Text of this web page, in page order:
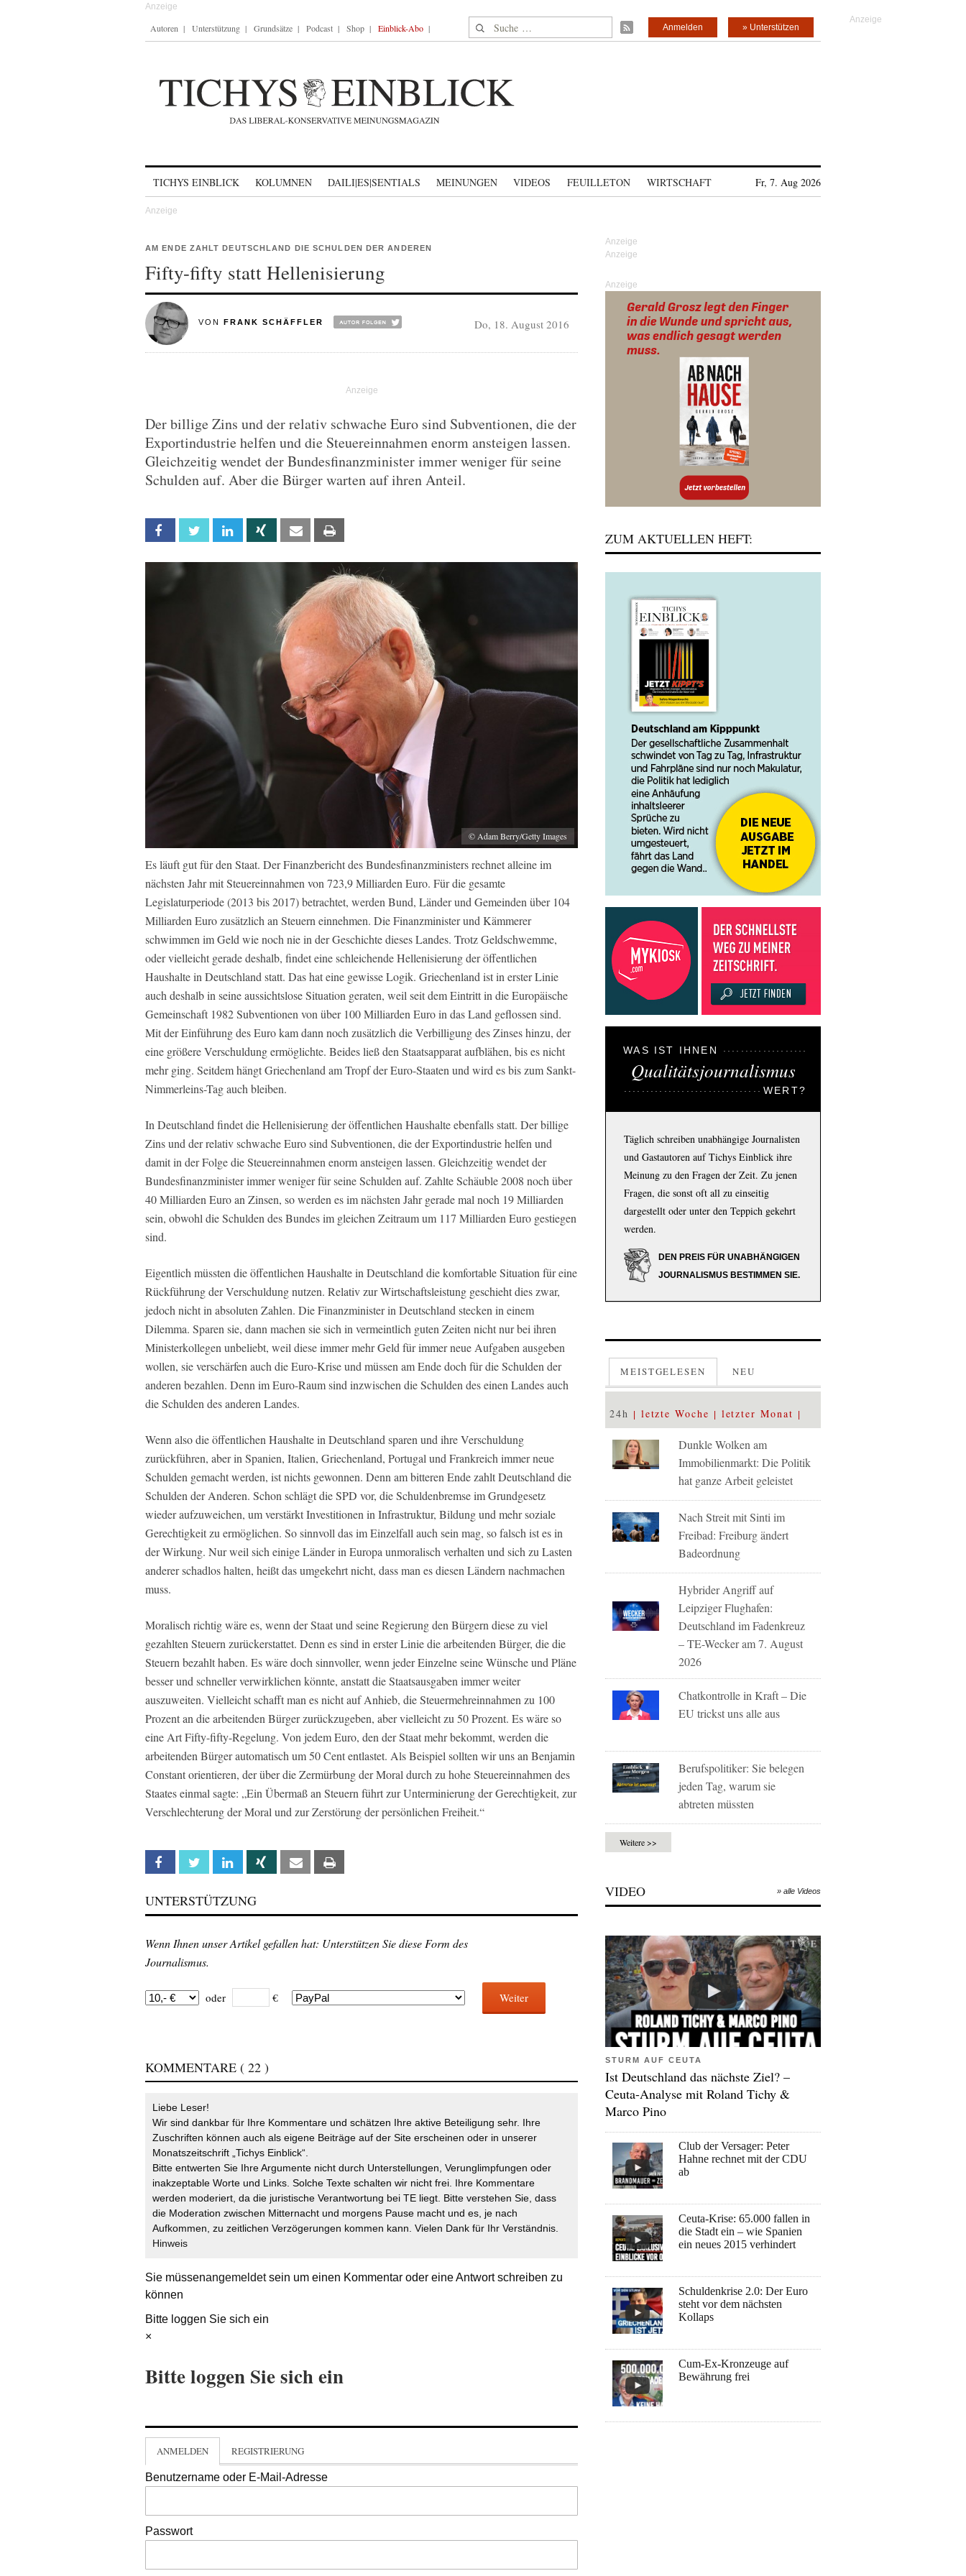
Autoren Unterstützung Grundsätze Podcast Shop Einblick-Abo Suche nach: » Unterstützen
Anmelden
TICHYS EINBLICK KOLUMNEN DAILI|ES|SENTIALS MEINUNGEN VIDEOS FEUILLETON WIRTSCHAFT Fr, 7. Aug 2026
AM ENDE ZAHLT DEUTSCHLAND DIE SCHULDEN DER ANDEREN
Fifty-fifty statt Hellenisierung
VON FRANK SCHÄFFLER Do, 18. August 2016
Der billige Zins und der relativ schwache Euro sind Subventionen, die der
Exportindustrie helfen und die Steuereinnahmen enorm ansteigen lassen.
Gleichzeitig wendet der Bundesfinanzminister immer weniger für seine
Schulden auf. Aber die Bürger warten auf ihren Anteil.
Facebook Twitter Linkedin Xing Email
© Adam Berry/Getty Images
Es läuft gut für den Staat. Der Finanzbericht des Bundesfinanzministers rechnet alleine im
nächsten Jahr mit Steuereinnahmen von 723,9 Milliarden Euro. Für die gesamte
Legislaturperiode (2013 bis 2017) betrachtet, werden Bund, Länder und Gemeinden über 104
Milliarden Euro zusätzlich an Steuern einnehmen. Die Finanzminister und Kämmerer
schwimmen im Geld wie noch nie in der Geschichte dieses Landes. Trotz Geldschwemme,
oder vielleicht gerade deshalb, findet eine schleichende Hellenisierung der öffentlichen
Haushalte in Deutschland statt. Das hat eine gewisse Logik. Griechenland ist in erster Linie
auch deshalb in seine aussichtslose Situation geraten, weil seit dem Eintritt in die Europäische
Gemeinschaft 1982 Subventionen von über 100 Milliarden Euro in das Land geflossen sind.
Mit der Einführung des Euro kam dann noch zusätzlich die Verbilligung des Zinses hinzu, der
eine größere Verschuldung ermöglichte. Beides ließ den Staatsapparat aufblähen, bis es nicht
mehr ging. Seitdem hängt Griechenland am Tropf der Euro-Staaten und wird es bis zum Sankt-
Nimmerleins-Tag auch bleiben.
In Deutschland findet die Hellenisierung der öffentlichen Haushalte ebenfalls statt. Der billige
Zins und der relativ schwache Euro sind Subventionen, die der Exportindustrie helfen und
damit in der Folge die Steuereinnahmen enorm ansteigen lassen. Gleichzeitig wendet der
Bundesfinanzminister immer weniger für seine Schulden auf. Zahlte Schäuble 2008 noch über
40 Milliarden Euro an Zinsen, so werden es im nächsten Jahr gerade mal noch 19 Milliarden
sein, obwohl die Schulden des Bundes im gleichen Zeitraum um 117 Milliarden Euro gestiegen
sind.
Eigentlich müssten die öffentlichen Haushalte in Deutschland die komfortable Situation für eine
Rückführung der Verschuldung nutzen. Relativ zur Wirtschaftsleistung geschieht dies zwar,
jedoch nicht in absoluten Zahlen. Die Finanzminister in Deutschland stecken in einem
Dilemma. Sparen sie, dann machen sie sich in vermeintlich guten Zeiten nicht nur bei ihren
Ministerkollegen unbeliebt, weil diese immer mehr Geld für immer neue Aufgaben ausgeben
wollen, sie verschärfen auch die Euro-Krise und müssen am Ende doch für die Schulden der
anderen bezahlen. Denn im Euro-Raum sind inzwischen die Schulden des einen Landes auch
die Schulden des anderen Landes.
Wenn also die öffentlichen Haushalte in Deutschland sparen und ihre Verschuldung
zurückführen, aber in Spanien, Italien, Griechenland, Portugal und Frankreich immer neue
Schulden gemacht werden, ist nichts gewonnen. Denn am bitteren Ende zahlt Deutschland die
Schulden der Anderen. Schon schlägt die SPD vor, die Schuldenbremse im Grundgesetz
wieder aufzuweichen, um verstärkt Investitionen in Infrastruktur, Bildung und mehr soziale
Gerechtigkeit zu ermöglichen. So sinnvoll das im Einzelfall auch sein mag, so falsch ist es in
der Wirkung. Nur weil sich einige Länder in Europa unmoralisch verhalten und sich zu Lasten
anderer schadlos halten, heißt das umgekehrt nicht, dass man es diesen Ländern nachmachen
muss.
Moralisch richtig wäre es, wenn der Staat und seine Regierung den Bürgern diese zu viel
gezahlten Steuern zurückerstattet. Denn es sind in erster Linie die arbeitenden Bürger, die die
Steuern bezahlt haben. Es wäre doch sinnvoller, wenn jeder Einzelne seine Wünsche und Pläne
besser und schneller verwirklichen könnte, anstatt die Staatsausgaben immer weiter
auszuweiten. Vielleicht schafft man es nicht auf Anhieb, die Steuermehreinnahmen zu 100
Prozent an die arbeitenden Bürger zurückzugeben, aber vielleicht zu 50 Prozent. Es wäre so
eine Art Fifty-fifty-Regelung. Von jedem Euro, den der Staat mehr bekommt, werden die
arbeitenden Bürger automatisch um 50 Cent entlastet. Als Beispiel sollten wir uns an Benjamin
Constant orientieren, der über die Zermürbung der Moral durch zu hohe Steuereinnahmen des
Staates einmal sagte: „Ein Übermaß an Steuern führt zur Unterminierung der Gerechtigkeit, zur
Verschlechterung der Moral und zur Zerstörung der persönlichen Freiheit.“
Facebook Twitter Linkedin Xing Email
UNTERSTÜTZUNG
Wenn Ihnen unser Artikel gefallen hat: Unterstützen Sie diese Form des
Journalismus.
oder € Weiter
KOMMENTARE ( 22 )
Liebe Leser!
Wir sind dankbar für Ihre Kommentare und schätzen Ihre aktive Beteiligung sehr. Ihre
Zuschriften können auch als eigene Beiträge auf der Site erscheinen oder in unserer
Monatszeitschrift „Tichys Einblick“.
Bitte entwerten Sie Ihre Argumente nicht durch Unterstellungen, Verunglimpfungen oder
inakzeptable Worte und Links. Solche Texte schalten wir nicht frei. Ihre Kommentare
werden moderiert, da die juristische Verantwortung bei TE liegt. Bitte verstehen Sie, dass
die Moderation zwischen Mitternacht und morgens Pause macht und es, je nach
Aufkommen, zu zeitlichen Verzögerungen kommen kann. Vielen Dank für Ihr Verständnis.
Hinweis
Sie müssenangemeldetsein um einen Kommentar oder eine Antwort schreiben zu
können
Bitte loggen Sie sich ein
×
Bitte loggen Sie sich ein
ANMELDEN REGISTRIERUNG
Benutzername oder E-Mail-Adresse
Passwort
Anzeige
ZUM AKTUELLEN HEFT:
WAS IST IHNEN
Qualitätsjournalismus
WERT?
Täglich schreiben unabhängige Journalisten
und Gastautoren auf Tichys Einblick ihre
Meinung zu den Fragen der Zeit. Zu jenen
Fragen, die sonst oft all zu einseitig
dargestellt oder unter den Teppich gekehrt
werden.
DEN PREIS FÜR UNABHÄNGIGEN
JOURNALISMUS BESTIMMEN SIE.
MEISTGELESEN NEU
24h letzte Woche letzter Monat
Dunkle Wolken am
Immobilienmarkt: Die Politik
hat ganze Arbeit geleistet
Nach Streit mit Sinti im
Freibad: Freiburg ändert
Badeordnung
Hybrider Angriff auf
Leipziger Flughafen:
Deutschland im Fadenkreuz
– TE-Wecker am 7. August
2026
Chatkontrolle in Kraft – Die
EU trickst uns alle aus
Berufspolitiker: Sie belegen
jeden Tag, warum sie
abtreten müssten
Weitere >>
VIDEO » alle Videos
STURM AUF CEUTA
Ist Deutschland das nächste Ziel? –
Ceuta-Analyse mit Roland Tichy &
Marco Pino
Club der Versager: Peter
Hahne rechnet mit der CDU
ab
Ceuta-Krise: 65.000 fallen in
die Stadt ein – wie Spanien
ein neues 2015 verhindert
Schuldenkrise 2.0: Der Euro
steht vor dem nächsten
Kollaps
Cum-Ex-Kronzeuge auf
Bewährung frei